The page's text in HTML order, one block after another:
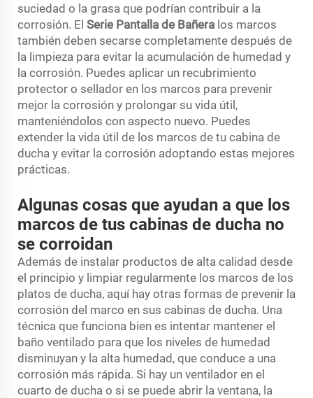
suciedad o la grasa que podrían contribuir a la
corrosión. El Serie Pantalla de Bañera los marcos
también deben secarse completamente después de
la limpieza para evitar la acumulación de humedad y
la corrosión. Puedes aplicar un recubrimiento
protector o sellador en los marcos para prevenir
mejor la corrosión y prolongar su vida útil,
manteniéndolos con aspecto nuevo. Puedes
extender la vida útil de los marcos de tu cabina de
ducha y evitar la corrosión adoptando estas mejores
prácticas.
Algunas cosas que ayudan a que los
marcos de tus cabinas de ducha no
se corroidan
Además de instalar productos de alta calidad desde
el principio y limpiar regularmente los marcos de los
platos de ducha, aquí hay otras formas de prevenir la
corrosión del marco en sus cabinas de ducha. Una
técnica que funciona bien es intentar mantener el
baño ventilado para que los niveles de humedad
disminuyan y la alta humedad, que conduce a una
corrosión más rápida. Si hay un ventilador en el
cuarto de ducha o si se puede abrir la ventana, la